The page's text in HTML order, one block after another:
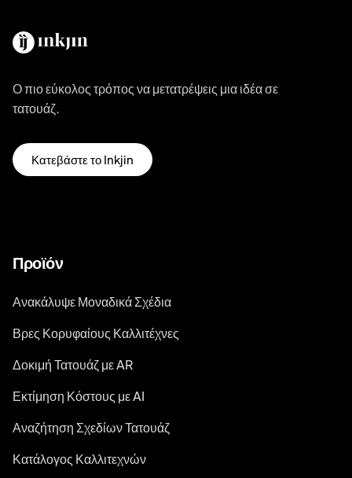
Ο πιο εύκολος τρόπος να μετατρέψεις μια ιδέα σε
τατουάζ.
Κατεβάστε το Inkjin
Προϊόν
Ανακάλυψε Μοναδικά Σχέδια
Βρες Κορυφαίους Καλλιτέχνες
Δοκιμή Τατουάζ με AR
Εκτίμηση Κόστους με AI
Αναζήτηση Σχεδίων Τατουάζ
Κατάλογος Καλλιτεχνών